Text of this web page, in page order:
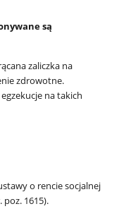
są
zaliczka na
zdrowotne.
na takich
o rencie socjalnej
poz. 1615).